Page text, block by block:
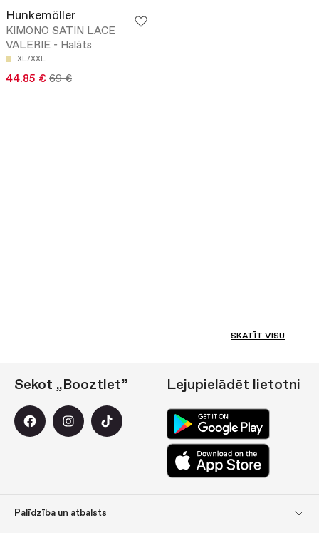
Hunkemöller
KIMONO SATIN LACE
VALERIE - Halāts
XL/XXL
44.85 € 69 €
SKATĪT VISU
Palīdzība un atbalsts
Sekot „Booztlet” Lejupielādēt lietotni